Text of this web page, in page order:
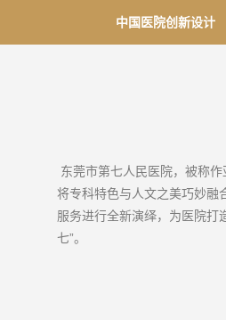
中国医院创新设计
东莞市第七人民医院，被称
将专科特色与人文之美巧妙融
服务进行全新演绎，为医院打
七”。